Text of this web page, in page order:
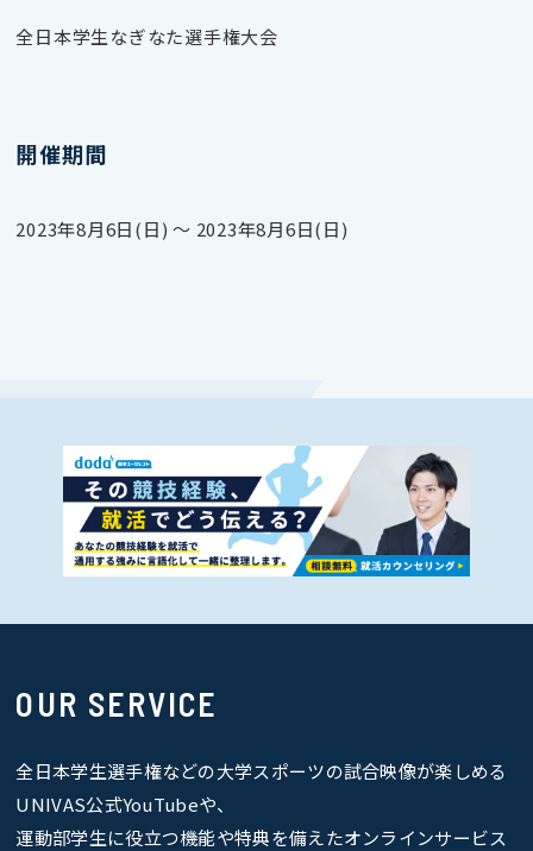
全日本学生なぎなた選手権大会
開催期間
2023年8月6日(日) 〜 2023年8月6日(日)
OUR SERVICE
全日本学生選手権などの大学スポーツの試合映像が楽しめる
UNIVAS公式YouTubeや、
運動部学生に役立つ機能や特典を備えたオンラインサービス